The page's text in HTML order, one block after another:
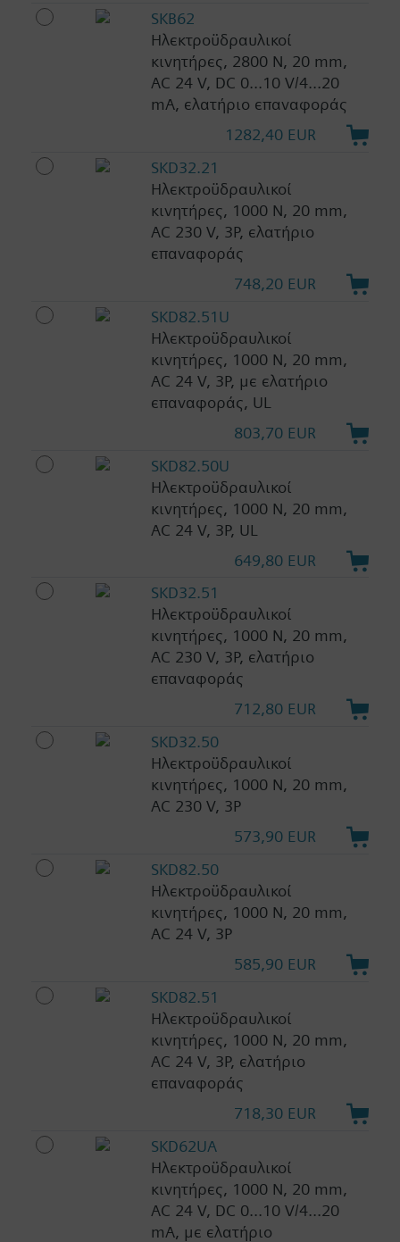
SKB62
Ηλεκτροϋδραυλικοί
κινητήρες, 2800 N, 20 mm,
AC 24 V, DC 0...10 V/4...20
mA, ελατήριο επαναφοράς
1282,40 EUR
SKD32.21
Ηλεκτροϋδραυλικοί
κινητήρες, 1000 N, 20 mm,
AC 230 V, 3P, ελατήριο
επαναφοράς
748,20 EUR
SKD82.51U
Ηλεκτροϋδραυλικοί
κινητήρες, 1000 N, 20 mm,
AC 24 V, 3P, με ελατήριο
επαναφοράς, UL
803,70 EUR
SKD82.50U
Ηλεκτροϋδραυλικοί
κινητήρες, 1000 N, 20 mm,
AC 24 V, 3P, UL
649,80 EUR
SKD32.51
Ηλεκτροϋδραυλικοί
κινητήρες, 1000 N, 20 mm,
AC 230 V, 3P, ελατήριο
επαναφοράς
712,80 EUR
SKD32.50
Ηλεκτροϋδραυλικοί
κινητήρες, 1000 N, 20 mm,
AC 230 V, 3P
573,90 EUR
SKD82.50
Ηλεκτροϋδραυλικοί
κινητήρες, 1000 N, 20 mm,
AC 24 V, 3P
585,90 EUR
SKD82.51
Ηλεκτροϋδραυλικοί
κινητήρες, 1000 N, 20 mm,
AC 24 V, 3P, ελατήριο
επαναφοράς
718,30 EUR
SKD62UA
Ηλεκτροϋδραυλικοί
κινητήρες, 1000 N, 20 mm,
AC 24 V, DC 0...10 V/4...20
mA, με ελατήριο